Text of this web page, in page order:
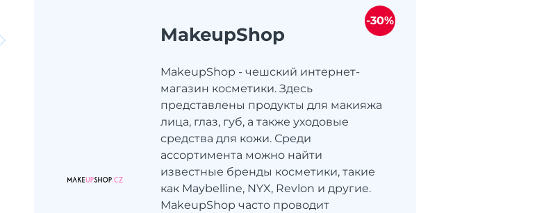
MakeupShop
MakeupShop - чешский интернет-
магазин косметики. Здесь
представлены продукты для макияжа
лица, глаз, губ, а также уходовые
средства для кожи. Среди
ассортимента можно найти
известные бренды косметики, такие
как Maybelline, NYX, Revlon и другие.
MakeupShop часто проводит
-30%